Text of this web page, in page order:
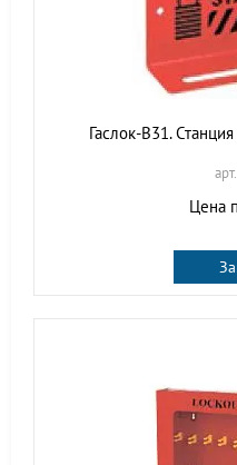
Гаслок-B31.
Цена